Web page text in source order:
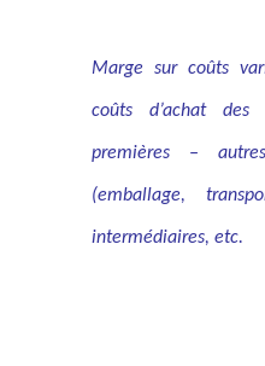
Marge sur coûts
coûts d’achat des
premières –
(emballage,
intermédiaires, etc.